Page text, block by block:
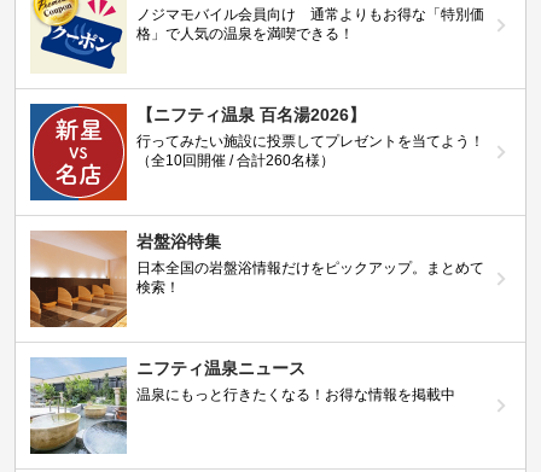
ノジマモバイル会員向け 通常よりもお得な「特別価
格」で人気の温泉を満喫できる！
【ニフティ温泉 百名湯2026】
行ってみたい施設に投票してプレゼントを当てよう！
（全10回開催 / 合計260名様）
岩盤浴特集
日本全国の岩盤浴情報だけをピックアップ。まとめて
検索！
ニフティ温泉ニュース
温泉にもっと行きたくなる！お得な情報を掲載中